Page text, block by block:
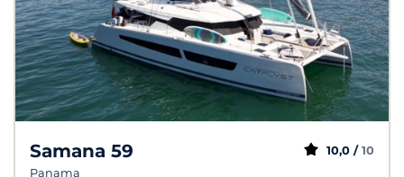
Samana 59
Panama
10,0 / 10